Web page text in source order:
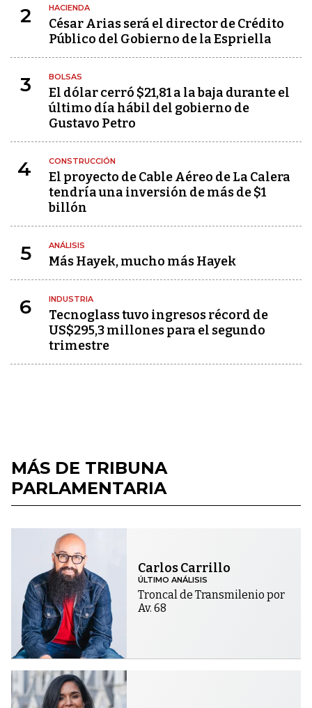
2 HACIENDA
César Arias será el director de Crédito
Público del Gobierno de la Espriella
3 BOLSAS
El dólar cerró $21,81 a la baja durante el
último día hábil del gobierno de
Gustavo Petro
4 CONSTRUCCIÓN
El proyecto de Cable Aéreo de La Calera
tendría una inversión de más de $1
billón
5 ANÁLISIS
Más Hayek, mucho más Hayek
6 INDUSTRIA
Tecnoglass tuvo ingresos récord de
US$295,3 millones para el segundo
trimestre
MÁS DE TRIBUNA
PARLAMENTARIA
Carlos Carrillo
ÚLTIMO ANÁLISIS
Troncal de Transmilenio por
Av. 68